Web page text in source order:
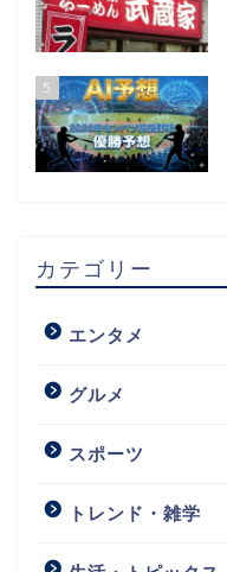
5
カテゴリー
エンタメ
グルメ
スポーツ
トレンド・雑学